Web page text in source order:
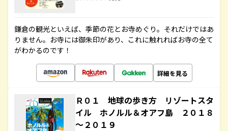
鎌倉の観光といえば、季節の花とお寺めぐり。それだけではあ
りません。お寺には御朱印があり、これに触れればお寺の全て
がわかるのです！
詳細を見る
Ｒ０１ 地球の歩き方 リゾートスタ
イル ホノルル＆オアフ島 ２０１８
～２０１９